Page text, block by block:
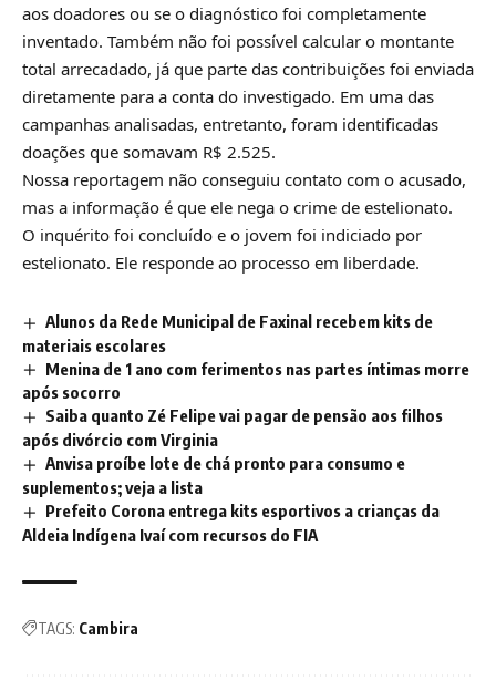
aos doadores ou se o diagnóstico foi completamente
inventado. Também não foi possível calcular o montante
total arrecadado, já que parte das contribuições foi enviada
diretamente para a conta do investigado. Em uma das
campanhas analisadas, entretanto, foram identificadas
doações que somavam R$ 2.525.
Nossa reportagem não conseguiu contato com o acusado,
mas a informação é que ele nega o crime de estelionato.
O inquérito foi concluído e o jovem foi indiciado por
estelionato. Ele responde ao processo em liberdade.
Alunos da Rede Municipal de Faxinal recebem kits de
materiais escolares
Menina de 1 ano com ferimentos nas partes íntimas morre
após socorro
Saiba quanto Zé Felipe vai pagar de pensão aos filhos
após divórcio com Virginia
Anvisa proíbe lote de chá pronto para consumo e
suplementos; veja a lista
Prefeito Corona entrega kits esportivos a crianças da
Aldeia Indígena Ivaí com recursos do FIA
TAGS: Cambira